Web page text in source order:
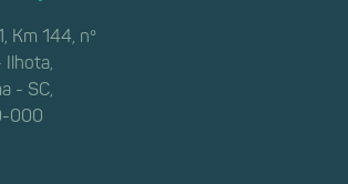
Km 144, nº
Ilhota,
- SC,
000